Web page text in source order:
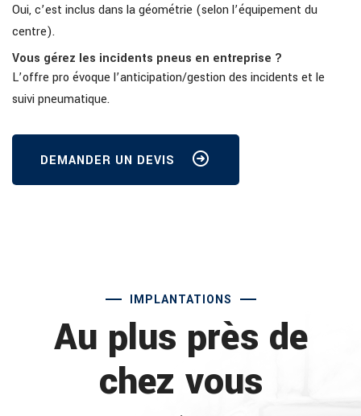
Oui, c’est inclus dans la géométrie (selon l’équipement du
centre).
Vous gérez les incidents pneus en entreprise ?
L’offre pro évoque l’anticipation/gestion des incidents et le
suivi pneumatique.
DEMANDER UN DEVIS
IMPLANTATIONS
Au plus près de
chez vous